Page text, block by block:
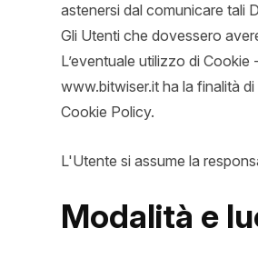
astenersi dal comunicare tali
Gli Utenti che dovessero
L’eventuale utilizzo di
www.bitwiser.it ha la finalità
Cookie Policy.
L'Utente si assume la
Modalità e